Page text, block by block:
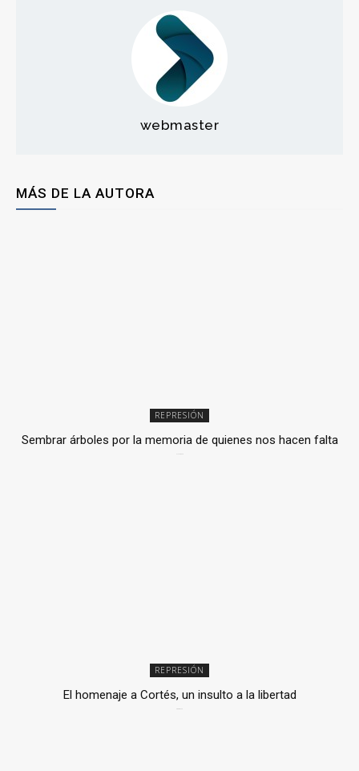
webmaster
MÁS DE LA AUTORA
REPRESIÓN
Sembrar árboles por la memoria de quienes nos hacen falta
REPRESIÓN
El homenaje a Cortés, un insulto a la libertad